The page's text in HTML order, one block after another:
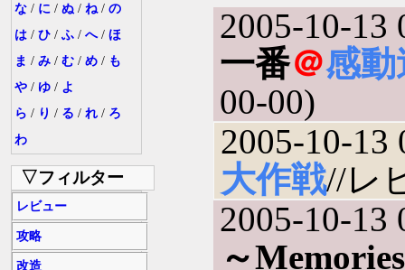
な / に / ぬ / ね / の
は / ひ / ふ / へ/ ほ
ま / み / む / め / も
や / ゆ / よ
ら / り / る / れ / ろ
わ
▽フィルター
レビュー
攻略
改造
2005-10-13
一番＠感動
00-00)
2005-10-13
大作戦//レ
2005-10-13
～